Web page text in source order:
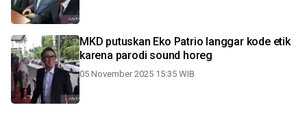
MKD putuskan Eko Patrio langgar kode etik
karena parodi sound horeg
05 November 2025 15:35 WIB